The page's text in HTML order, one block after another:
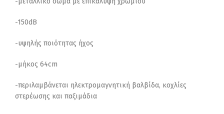
-150dB
-υψηλής ποιότητας ήχος
-μήκος 64cm
-περιλαμβάνεται ηλεκτρομαγνητική βαλβίδα, κοχλίες
στερέωσης και παξιμάδια